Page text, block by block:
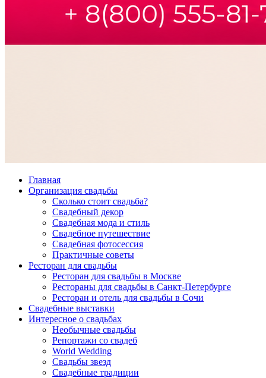
Главная
Организация свадьбы
Сколько стоит свадьба?
Свадебный декор
Свадебная мода и стиль
Свадебное путешествие
Свадебная фотосессия
Практичные советы
Ресторан для свадьбы
Ресторан для свадьбы в Москве
Рестораны для свадьбы в Санкт-Петербурге
Ресторан и отель для свадьбы в Сочи
Свадебные выставки
Интересное о свадьбах
Необычные свадьбы
Репортажи со свадеб
World Wedding
Свадьбы звезд
Свадебные традиции